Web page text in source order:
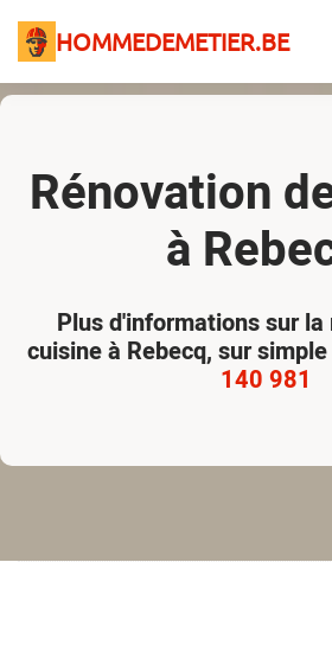
HOMMEDEMETIER.BE
Rénovation
à
Plus d'informations sur
cuisine à Rebecq, sur
140 981